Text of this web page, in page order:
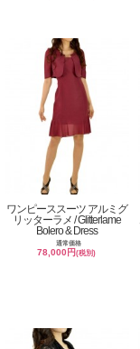
ワンピーススーツ アルミグ
リッターラメ / Glitterlame
Bolero & Dress
通常価格
78,000円(税別)